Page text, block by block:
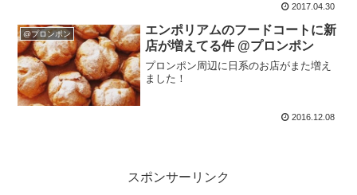
コク内に多数の支店があります。その京
ロール園が今月新しくサイアムパラゴン
でスイ...
2017.04.30
@プロンポン
エンポリアムのフードコートに新
店が増えてる件 @プロンポン
プロンポン周辺に日系のお店がまた増え
ました！
2016.12.08
スポンサーリンク